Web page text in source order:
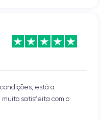
está a
satisfeita com o